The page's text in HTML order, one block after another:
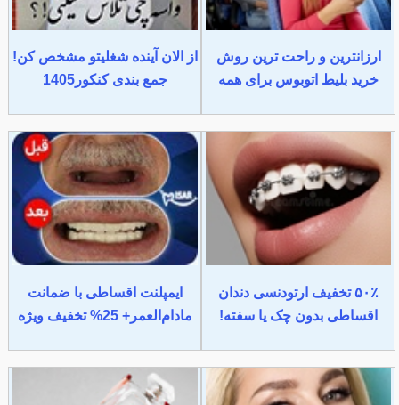
ارزانترین و راحت ترین روش
خرید بلیط اتوبوس برای همه
از الان آینده شغلیتو مشخص کن!
جمع بندی کنکور1405
۵۰٪ تخفیف ارتودنسی دندان
اقساطی بدون چک یا سفته!
ایمپلنت اقساطی با ضمانت
مادام‌العمر+ 25% تخفیف ویژه